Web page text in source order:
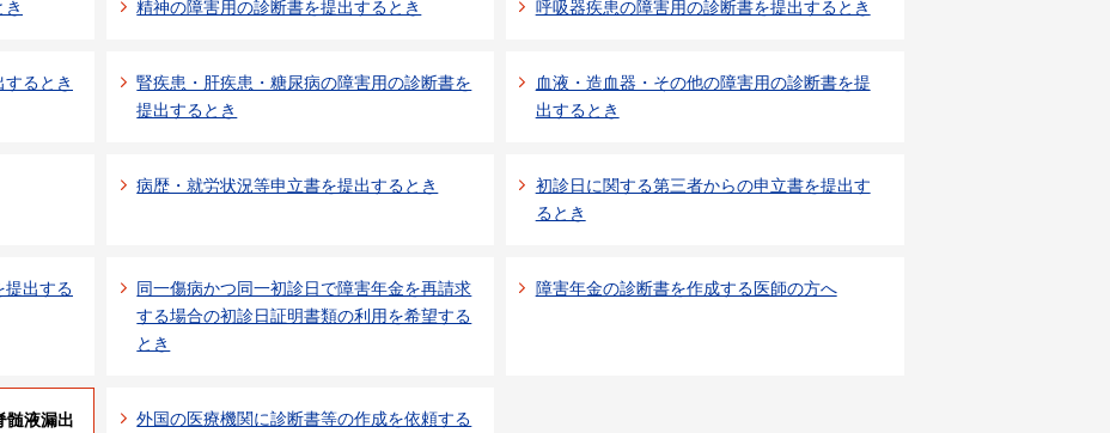
精神の障害用の診断書を提出するとき 呼吸器疾患の障害用の診断書を提出するとき
るとき
腎疾患・肝疾患・糖尿病の障害用の診断書を
提出するとき
血液・造血器・その他の障害用の診断書を提
出するとき
病歴・就労状況等申立書を提出するとき
初診日に関する第三者からの申立書を提出す
るとき
提出する
同一傷病かつ同一初診日で障害年金を再請求
する場合の初診日証明書類の利用を希望する
とき
障害年金の診断書を作成する医師の方へ
髄液漏出
外国の医療機関に診断書等の作成を依頼する